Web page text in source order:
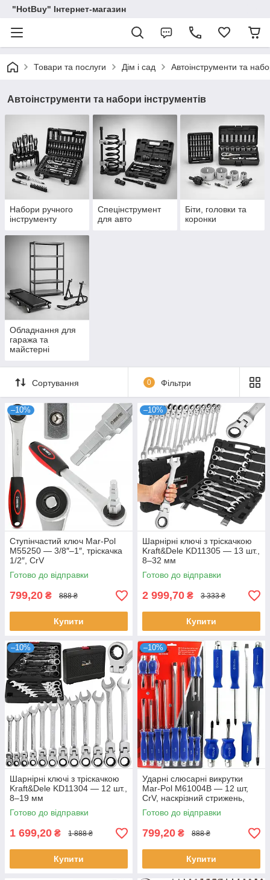
"HotBuy" Інтернет-магазин
Товари та послуги Дім і сад Автоінструменти та
Автоінструменти та набори інструментів
Набори ручного
інструменту
Спецінструмент
для авто
Біти, головки та
коронки
Обладнання для
гаража та
майстерні
Сортування 0 Фільтри
–10%
Ступінчастий ключ Mar-Pol
M55250 — 3/8″–1″, тріскачка
1/2″, CrV
Готово до відправки
799,20 ₴ 888 ₴
Купити
–10%
Шарнірні ключі з тріскачкою
Kraft&Dele KD11305 — 13 шт.,
8–32 мм
Готово до відправки
2 999,70 ₴ 3 333 ₴
Купити
–10%
Шарнірні ключі з тріскачкою
Kraft&Dele KD11304 — 12 шт.,
8–19 мм
Готово до відправки
1 699,20 ₴ 1 888 ₴
Купити
–10%
Ударні слюсарні викрутки
Mar-Pol M61004B — 12 шт,
CrV, наскрізний стрижень,
магнітні
Готово до відправки
799,20 ₴ 888 ₴
Купити